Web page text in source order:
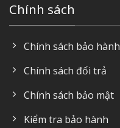
Chính sách
Chính sách bảo hành
Chính sách đổi trả
Chính sách bảo mật
Kiểm tra bảo hành